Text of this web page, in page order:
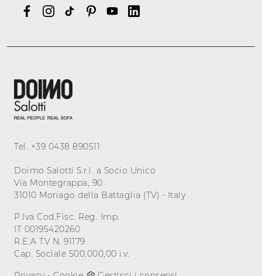
Tel. +39 0438 890511
Doimo Salotti S.r.l. a Socio Unico
Via Montegrappa, 90
31010 Moriago della Battaglia (TV) - Italy
P.Iva Cod.Fisc. Reg. Imp.
IT 00195420260
R.E.A TV N. 91179
Cap. Sociale 500.000,00 i.v.